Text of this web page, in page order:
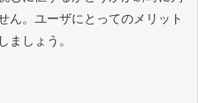
ん。ユーザにとってのメリット
ましょう。